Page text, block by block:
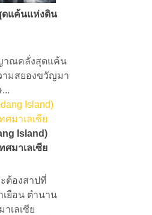
แค้นแห่งดิน
าณคลั่งสุดแค้น
ามสยองขวัญมา
Island)
ศมาเลเซีย
ะต้องสาปที่
ยือน ตำนาน
เลเซีย